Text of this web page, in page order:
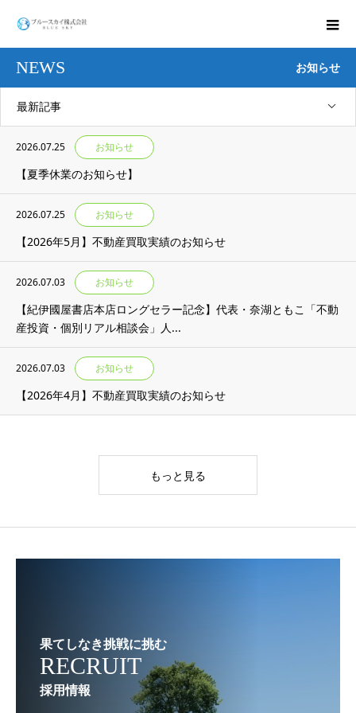
NEWS お知らせ
最新記事
2026.07.25 お知らせ
【夏季休業のお知らせ】
2026.07.25 お知らせ
【2026年5月】不動産買取実績のお知らせ
2026.07.03 お知らせ
【紀伊國屋書店本店ロングセラー記念】代表・奈湖ともこ「不動
産投資・個別リアル相談会」人...
2026.07.03 お知らせ
【2026年4月】不動産買取実績のお知らせ
もっと見る
果てしなき挑戦に挑む
RECRUIT
採用情報